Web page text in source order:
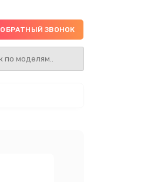
ОБРАТНЫЙ ЗВОНОК